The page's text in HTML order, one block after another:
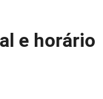
e horário